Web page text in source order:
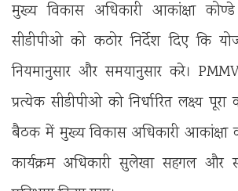
मुख्य विकास अधिकारी आकांक्षा
सीडीपीओ को कठोर निर्देश दिए कि
नियमानुसार और समयानुसार करे।
प्रत्येक सीडीपीओ को निर्धारित लक्ष्य
बैठक में मुख्य विकास अधिकारी आकांक्षा
कार्यक्रम अधिकारी सुलेखा सहगल और